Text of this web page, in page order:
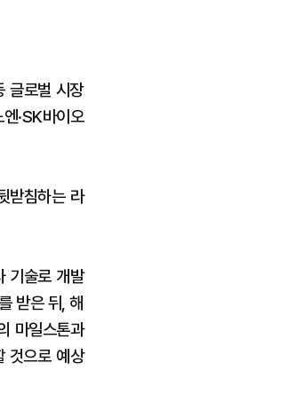
글로벌 시장
·SK바이오
받침하는 라
기술로 개발
받은 뒤, 해
마일스톤과
것으로 예상